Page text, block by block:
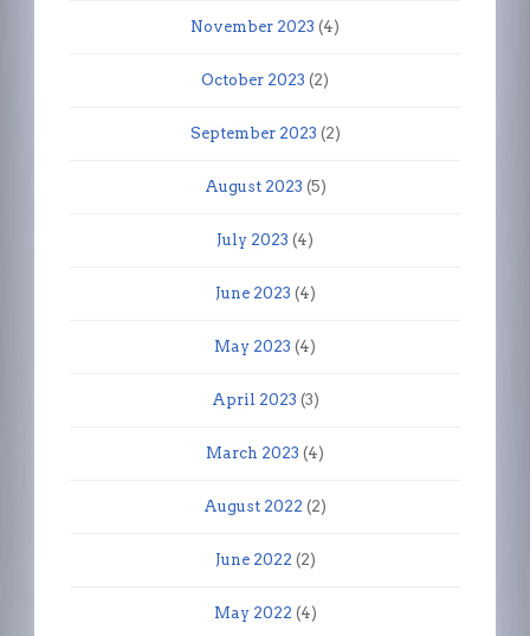
November 2023 (4)
October 2023 (2)
September 2023 (2)
August 2023 (5)
July 2023 (4)
June 2023 (4)
May 2023 (4)
April 2023 (3)
March 2023 (4)
August 2022 (2)
June 2022 (2)
May 2022 (4)